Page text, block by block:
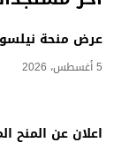
عرض منحة
5 أغسطس، 2026
اعلان عن المنح